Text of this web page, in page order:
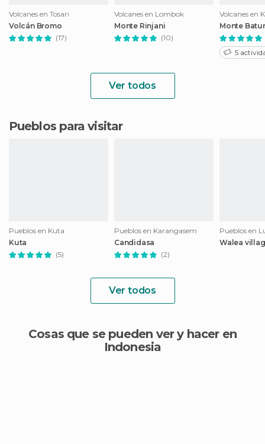
Volcanes en Tosari
Volcán Bromo
(17)
Volcanes en Lombok
Monte Rinjani
(10)
Volcanes en
Monte Batur
5
Ver todos
Pueblos para visitar
Pueblos en Kuta
Kuta
(5)
Pueblos en Karangasem
Candidasa
(2)
Pueblos en
Walea
Ver todos
Cosas que se pueden ver y hacer en
Indonesia